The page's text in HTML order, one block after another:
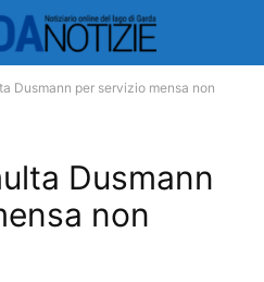
Dusmann per servizio mensa non
Dusmann
non